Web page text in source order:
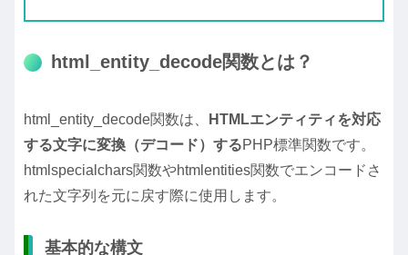
html_entity_decode関数とは？
html_entity_decode関数は、
HTMLエンティティを対応
する文字に変換（デコード）するPHP標準関数です。
htmlspecialchars関数やhtmlentities関数でエンコードさ
れた文字列を元に戻す際に使用します。
基本的な構文